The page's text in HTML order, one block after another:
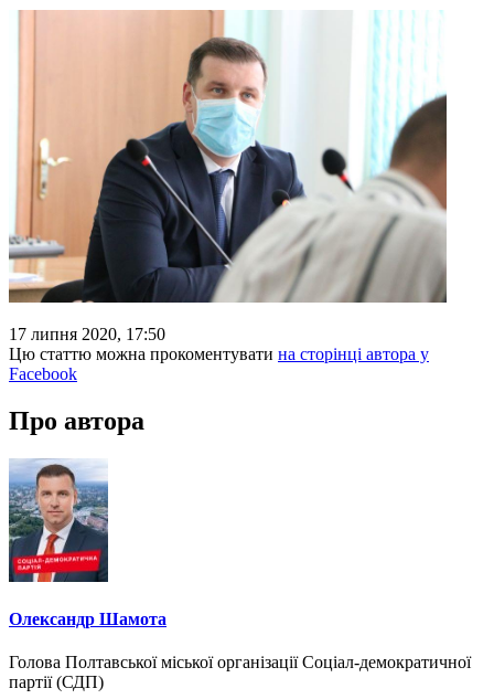
17 липня 2020, 17:50
Цю статтю можна прокоментувати на сторінці автора у
Facebook
Про автора
Олександр Шамота
Голова Полтавської міської організації Соціал-демократичної
партії (СДП)